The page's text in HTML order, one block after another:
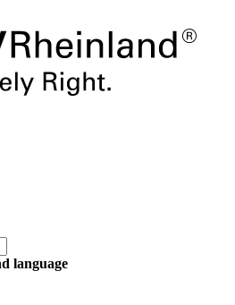
language